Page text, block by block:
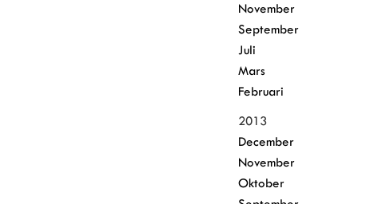
November
September
Juli
Mars
Februari
2013
December
November
Oktober